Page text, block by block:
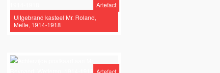
Artefact
Uitgebrand kasteel Mr. Roland,
Melle, 1914-1918
Artefact